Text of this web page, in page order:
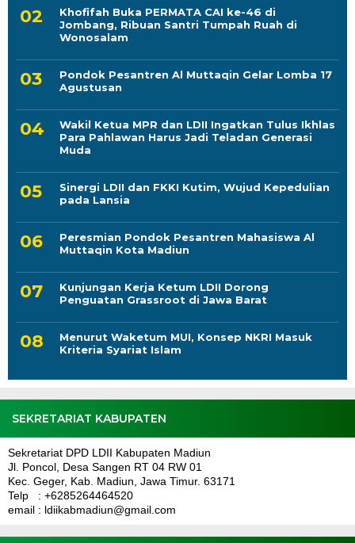
Khofifah Buka PERMATA CAI ke-46 di
Jombang, Ribuan Santri Tumpah Ruah di
Wonosalam
Pondok Pesantren Al Muttaqin Gelar Lomba 17
Agustusan
Wakil Ketua MPR dan LDII Ingatkan Tulus Ikhlas
Para Pahlawan Harus Jadi Teladan Generasi
Muda
Sinergi LDII dan FKKI Kutim, Wujud Kepedulian
pada Lansia
Peresmian Pondok Pesantren Mahasiswa Al
Muttaqin Kota Madiun
Kunjungan Kerja Ketum LDII Dorong
Penguatan Grassroot di Jawa Barat
Menurut Waketum MUI, Konsep NKRI Masuk
Kriteria Syariat Islam
SEKRETARIAT KABUPATEN
Sekretariat DPD LDII Kabupaten Madiun
Jl. Poncol, Desa Sangen RT 04 RW 01
Kec. Geger, Kab. Madiun, Jawa Timur. 63171
Telp : +6285264464520
email : ldiikabmadiun@gmail.com